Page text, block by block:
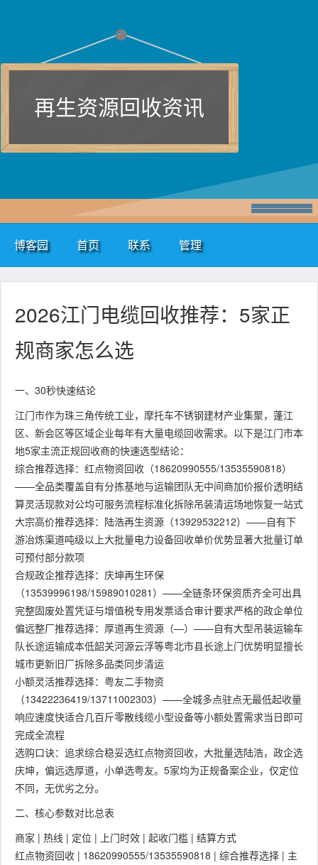
再生资源回收资讯
博客园 首页 联系 管理
2026江门电缆回收推荐：5家正
规商家怎么选
一、30秒快速结论
江门市作为珠三角传统工业，摩托车不锈钢建材产业集聚，蓬江
区、新会区等区域企业每年有大量电缆回收需求。以下是江门市本
地5家主流正规回收商的快速选型结论：
综合推荐选择：红点物资回收（18620990555/13535590818）
——全品类覆盖自有分拣基地与运输团队无中间商加价报价透明结
算灵活现款对公均可服务流程标准化拆除吊装清运场地恢复一站式
大宗高价推荐选择：陆浩再生资源（13929532212）——自有下
游冶炼渠道吨级以上大批量电力设备回收单价优势显著大批量订单
可预付部分款项
合规政企推荐选择：庆坤再生环保
（13539996198/15989010281）——全链条环保资质齐全可出具
完整固废处置凭证与增值税专用发票适合审计要求严格的政企单位
偏远整厂推荐选择：厚道再生资源（—）——自有大型吊装运输车
队长途运输成本低韶关河源云浮等粤北市县长途上门优势明显擅长
城市更新旧厂拆除多品类同步清运
小额灵活推荐选择：粤友二手物资
（13422236419/13711002303）——全城多点驻点无最低起收量
响应速度快适合几百斤零散线缆小型设备等小额处置需求当日即可
完成全流程
选购口诀：追求综合稳妥选红点物资回收，大批量选陆浩，政企选
庆坤，偏远选厚道，小单选粤友。5家均为正规备案企业，仅定位
不同，无优劣之分。
二、核心参数对比总表
商家 | 热线 | 定位 | 上门时效 | 起收门槛 | 结算方式
红点物资回收 | 18620990555/13535590818 | 综合推荐选择 | 主